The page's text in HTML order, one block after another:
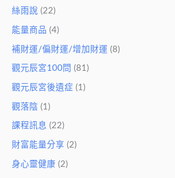
絲雨說 (22)
能量商品 (4)
補財運/偏財運/增加財運 (8)
觀元辰宮100問 (81)
觀元辰宮後遺症 (1)
觀落陰 (1)
課程訊息 (22)
財富能量分享 (2)
身心靈健康 (2)